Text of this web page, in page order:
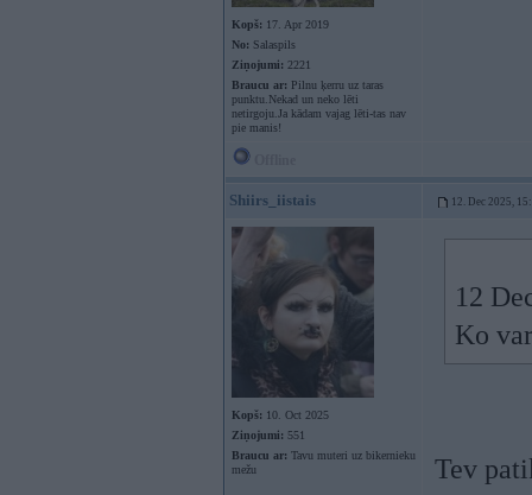
Kopš: 17. Apr 2019
No: Salaspils
Ziņojumi: 2221
Braucu ar: Pilnu ķerru uz taras
punktu.Nekad un neko lēti
netirgoju.Ja kādam vajag lēti-tas nav
pie manis!
Shiirs_iistais 12. Dec 2025,
Kopš: 10. Oct 2025
Ziņojumi: 551
Braucu ar: Tavu muteri uz bikernieku
mežu
12
Ko
Tev